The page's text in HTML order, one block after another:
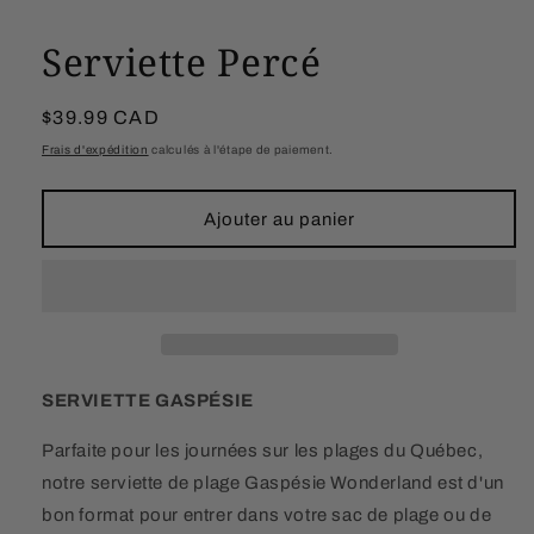
Serviette Percé
Prix
habituel
$39.99 CAD
Frais d'expédition calculés à l'étape de paiement.
Ajouter au panier
SERVIETTE GASPÉSIE
Parfaite pour les journées sur les plages du Québec,
notre serviette de plage Gaspésie Wonderland est d'un
bon format pour entrer dans votre sac de plage ou de